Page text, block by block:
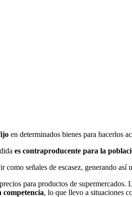
en determinados bienes para hacerlos
es contraproducente para la
señales de escasez, generando
para productos de
competencia, lo que llevo a situaciones